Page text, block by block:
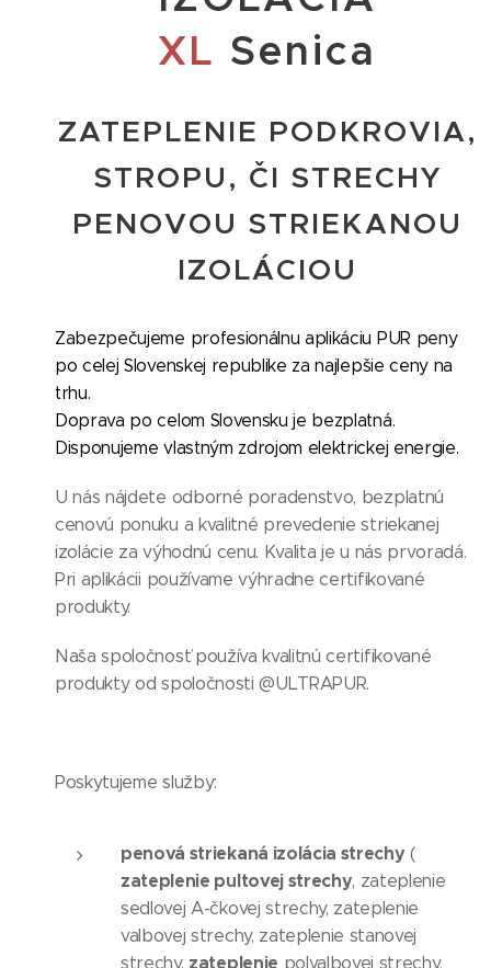
XL Senica
ZATEPLENIE PODKROVIA,
STROPU, ČI STRECHY
PENOVOU STRIEKANOU
IZOLÁCIOU
Zabezpečujeme profesionálnu aplikáciu PUR peny
po celej Slovenskej republike za najlepšie ceny na
trhu.
Doprava po celom Slovensku je bezplatná.
Disponujeme vlastným zdrojom elektrickej energie.
U nás nájdete odborné poradenstvo, bezplatnú
cenovú ponuku a kvalitné prevedenie striekanej
izolácie za výhodnú cenu. Kvalita je u nás prvoradá.
Pri aplikácii používame výhradne certifikované
produkty.
Naša spoločnosť používa kvalitnú certifikované
produkty od spoločnosti @ULTRAPUR.
Poskytujeme služby:
penová striekaná izolácia strechy (
zateplenie pultovej strechy, zateplenie
sedlovej A-čkovej strechy, zateplenie
valbovej strechy, zateplenie stanovej
strechy, zateplenie polvalbovej strechy,